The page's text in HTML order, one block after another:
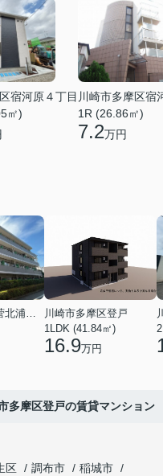
宿河原４丁目
㎡)
川崎市多摩区宿
1R (26.86㎡)
7.2万円
川崎市多摩区菅北浦２丁目
川崎市多摩区登戸
1LDK (41.84㎡)
16.9万円
多摩区登戸の賃貸マンション
区 調布市
稲城市